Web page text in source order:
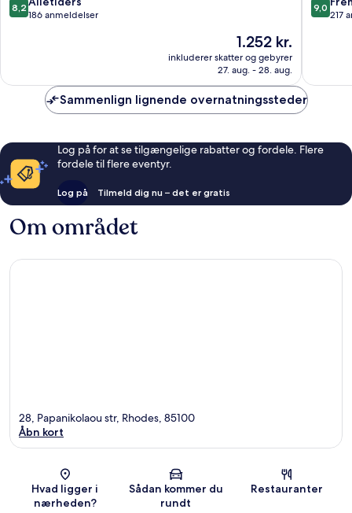
ud
anmeldelser
8,2
186 anmeldelser
Prisen
1.252 kr.
1.252 kr.
inkluderer skatter og gebyrer
27. aug. - 28. aug.
ud
9,0
217
Sammenlign lignende overnatningssteder
Log på for at se tilgængelige rabatter og fordele. Flere
fordele til flere eventyr.
Log på Tilmeld dig nu – det er gratis
Om området
Kort
28, Papanikolaou str, Rhodes, 85100
Åbn kort
Hvad ligger i
nærheden?
Sådan kommer du
rundt
Restauranter